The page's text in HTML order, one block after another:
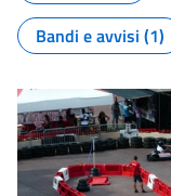
Bandi e avvisi (1)